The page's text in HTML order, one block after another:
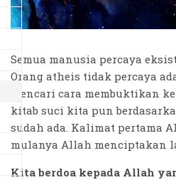
Semua manusia percaya
Orang atheis tidak percaya
mencari cara membuktikan
kitab suci kita pun
sudah ada. Kalimat pertama
mulanya Allah menciptakan
Kita berdoa kepada Allah